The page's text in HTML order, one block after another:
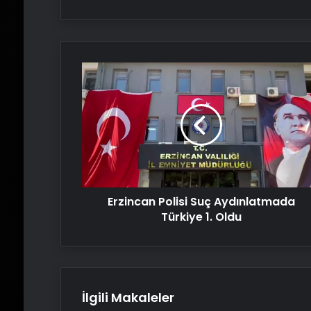
Erzincan
Polisi
Suç
Aydınlatmada
Türkiye
Oldu
Erzincan Polisi Suç Aydınlatmada
Türkiye 1. Oldu
İlgili Makaleler